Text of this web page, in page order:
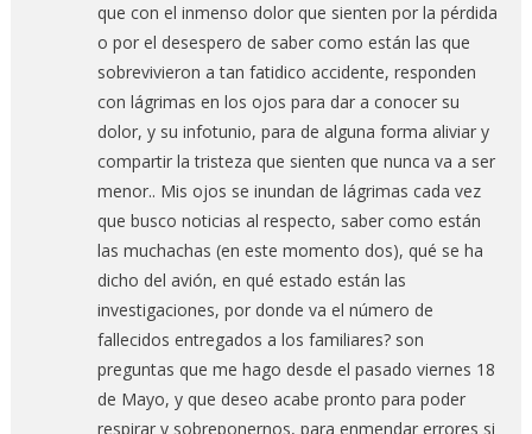
que con el inmenso dolor que sienten por la pérdida
o por el desespero de saber como están las que
sobrevivieron a tan fatidico accidente, responden
con lágrimas en los ojos para dar a conocer su
dolor, y su infotunio, para de alguna forma aliviar y
compartir la tristeza que sienten que nunca va a ser
menor.. Mis ojos se inundan de lágrimas cada vez
que busco noticias al respecto, saber como están
las muchachas (en este momento dos), qué se ha
dicho del avión, en qué estado están las
investigaciones, por donde va el número de
fallecidos entregados a los familiares? son
preguntas que me hago desde el pasado viernes 18
de Mayo, y que deseo acabe pronto para poder
respirar y sobreponernos, para enmendar errores si